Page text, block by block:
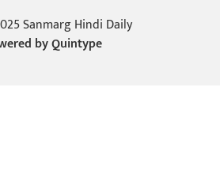
Sanmarg Hindi Daily
byQuintype